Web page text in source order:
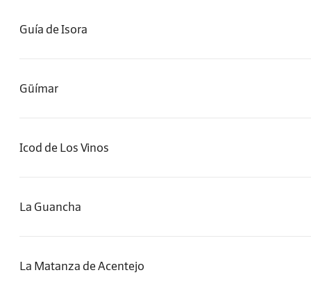
Guía de Isora
Güímar
Icod de Los Vinos
La Guancha
La Matanza de Acentejo